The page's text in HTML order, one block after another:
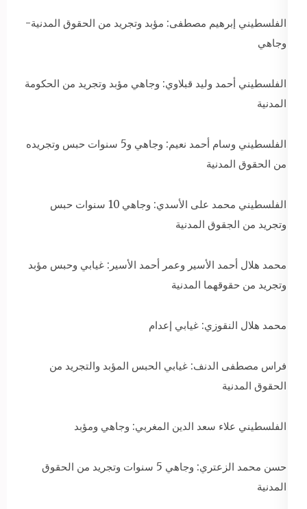
الفلسطيني إبرهيم مصطفى: مؤبد وتجريد من الحقوق المدنية-
وجاهي
الفلسطيني أحمد وليد قبلاوي: وجاهي مؤبد وتجريد من الحكومة
المدنية
الفلسطيني وسام أحمد نعيم: وجاهي و5 سنوات حبس وتجريده
من الحقوق المدنية
الفلسطيني محمد على الأسدي: وجاهي 10 سنوات حبس
وتجريد من الجقوق المدنية
محمد هلال أحمد الأسير وعمر أحمد الأسير: غيابي وحبس مؤبد
وتجريد من حقوقهما المدنية
محمد هلال النقوزي: غيابي إعدام
فراس مصطفى الدنف: غيابي الحبس المؤبد والتجريد من
الحقوق المدنية
الفلسطيني علاء سعد الدين المغربي: وجاهي ومؤبد
حسن محمد الزعتري: وجاهي 5 سنوات وتجريد من الحقوق
المدنية